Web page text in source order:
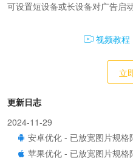
可设置短设备或长设备对广告启
视频教程
立
更新日志
2024-11-29
安卓优化 - 已放宽图片规格
苹果优化 - 已放宽图片规格